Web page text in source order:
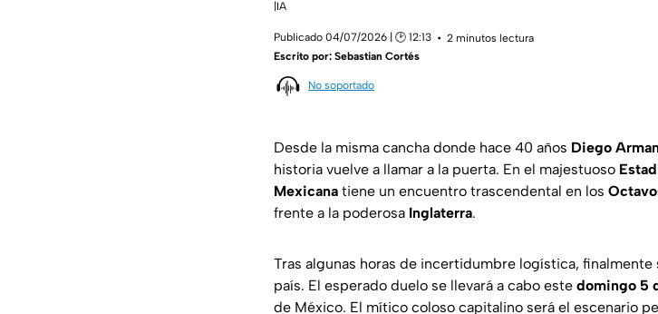
|IA
Publicado 04/07/2026 | 🕑 12:13
2 minutos lectura
Escrito por: Sebastian Cortés
No soportado
Desde la misma cancha donde hace 40 años Diego
historia vuelve a llamar a la puerta. En el majestuoso
Mexicana tiene un encuentro trascendental en los
frente a la poderosa Inglaterra.
Tras algunas horas de incertidumbre logística, finalmente
país. El esperado duelo se llevará a cabo este domingo 5
de México. El mítico coloso capitalino será el escenario